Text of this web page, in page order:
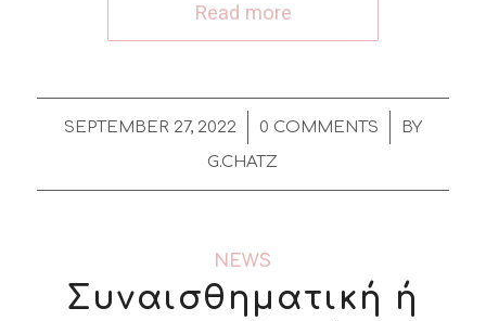
Read more
SEPTEMBER 27, 2022
/ 0 COMMENTS
/
BY
G.CHATZ
NEWS
Συναισθηματική ή